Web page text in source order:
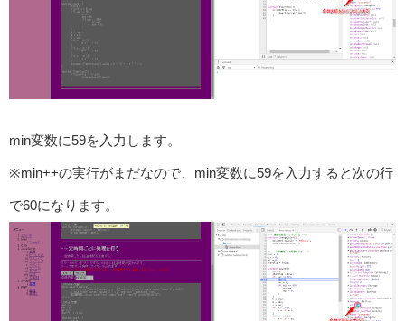
min変数に59を入力します。
※min++の実行がまだなので、min変数に59を入力すると次の行
で60になります。